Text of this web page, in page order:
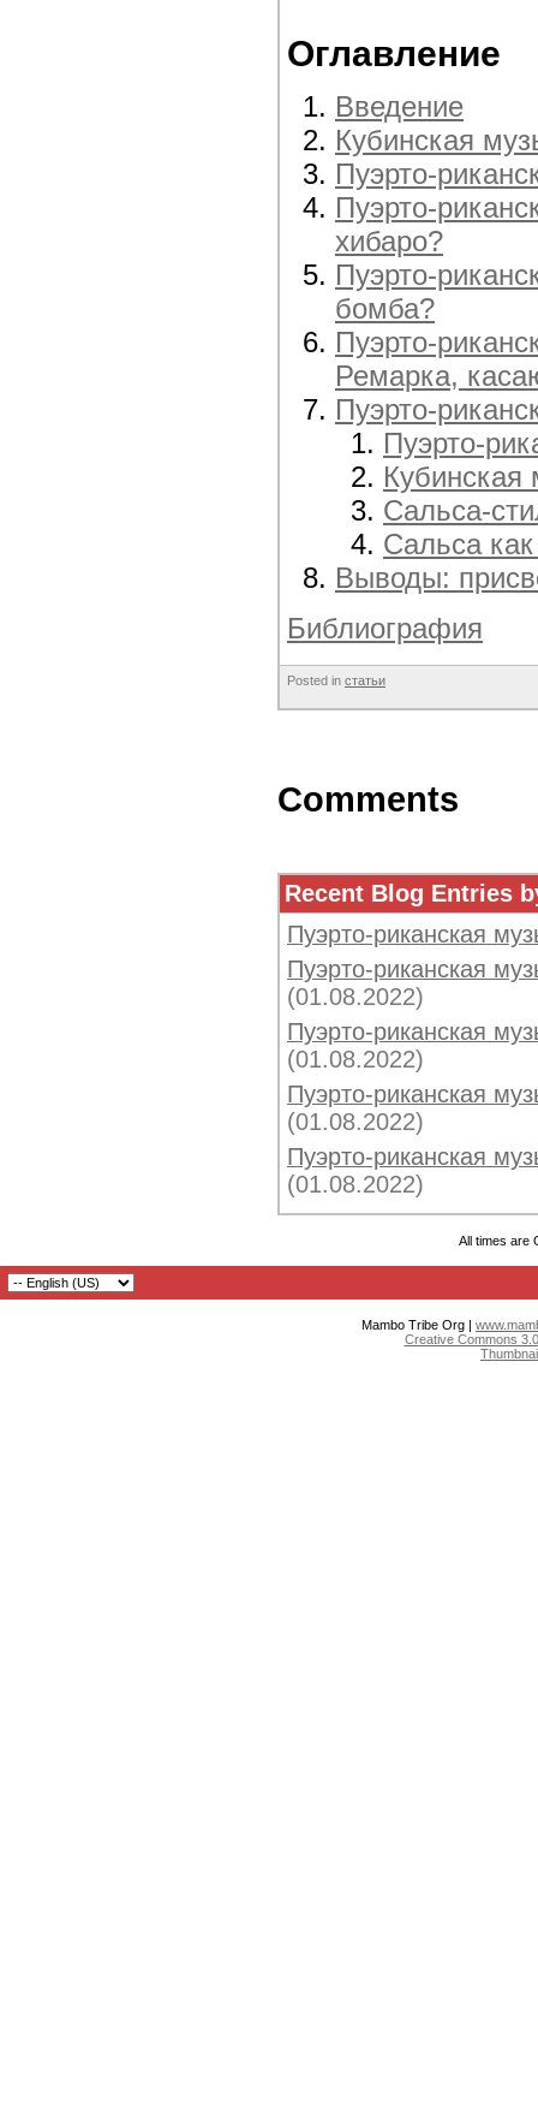
Оглавление
Введение
Кубинская
Пуэрто-
Пуэрто-
хибаро?
Пуэрто-
бомба?
Пуэрто-
Ремарка,
Пуэрто-
Пуэрто-
Кубинская
Сальса-
Сальса
Выводы:
Библиография
Posted in статьи
Comments
Recent Blog Entries
Пуэрто-риканская
Пуэрто-риканская
(01.08.2022)
Пуэрто-риканская
(01.08.2022)
Пуэрто-риканская
(01.08.2022)
Пуэрто-риканская
(01.08.2022)
All times are
Mambo Tribe Org |
Creative Commons